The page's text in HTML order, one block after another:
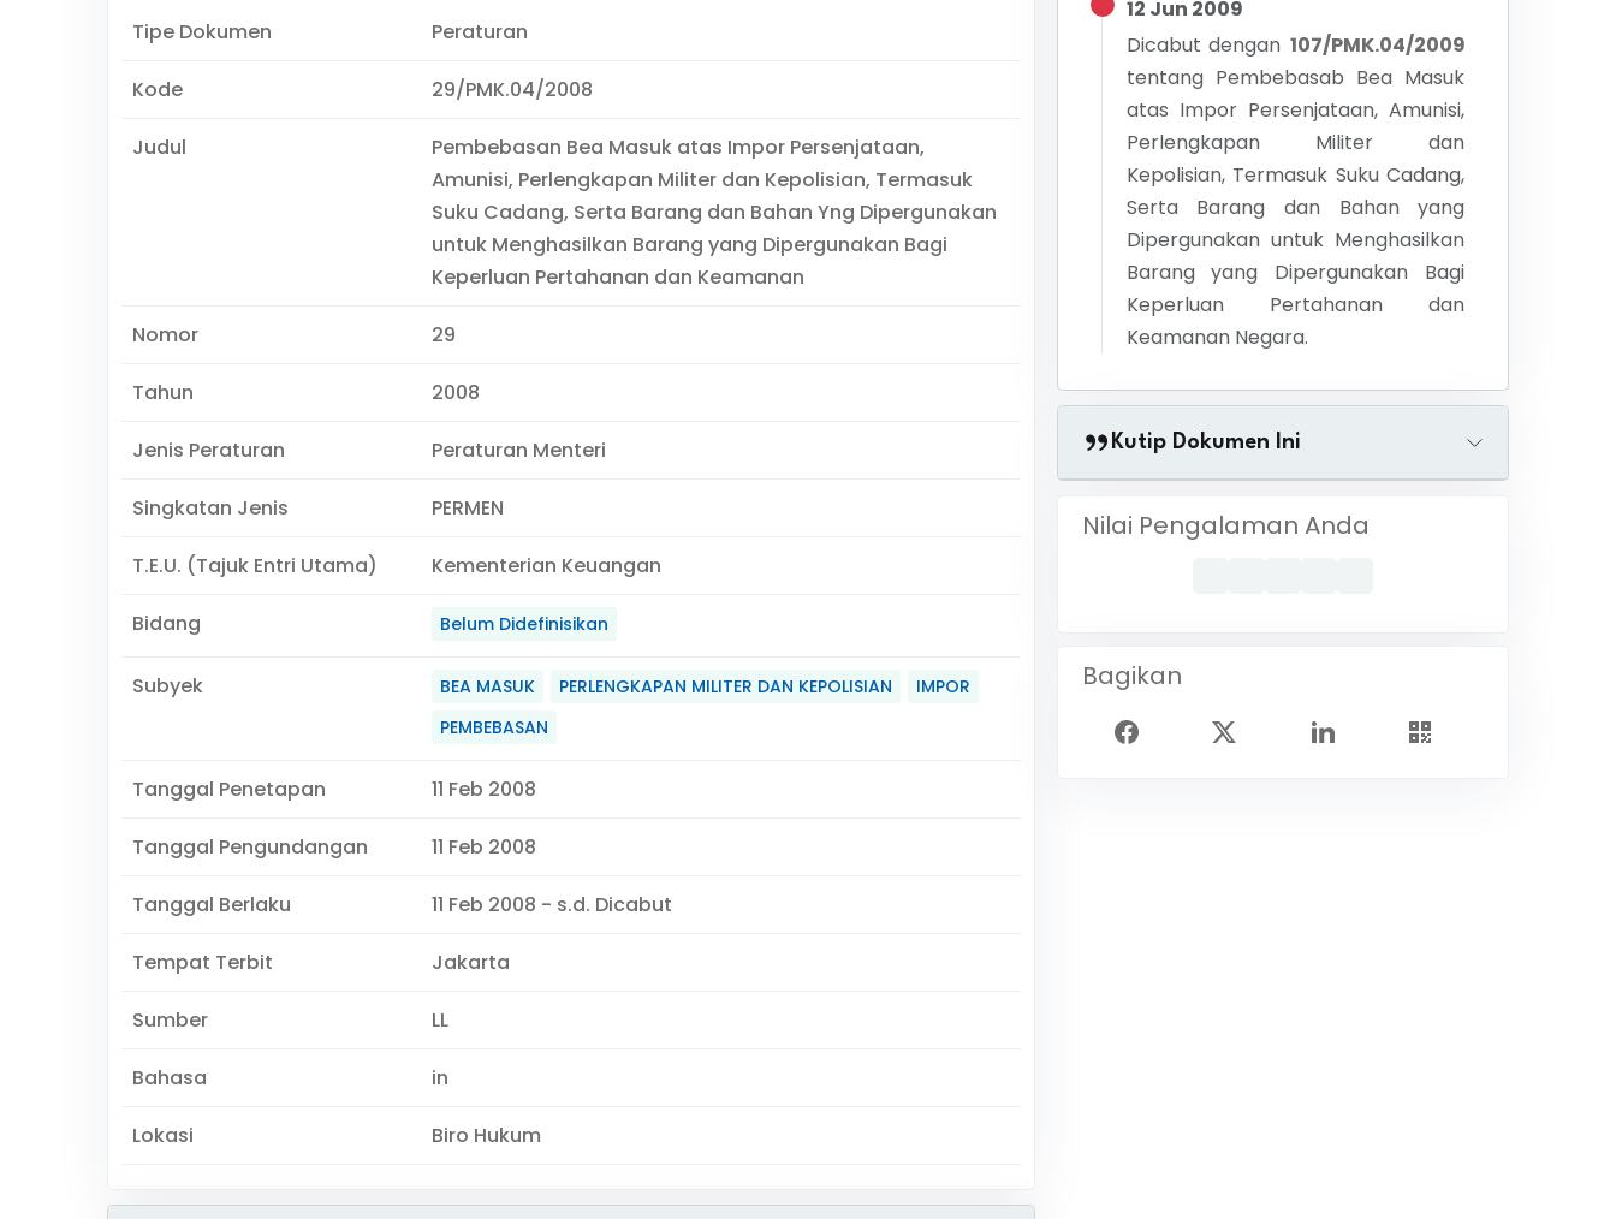
Tipe Dokumen Peraturan
Kode 29/PMK.04/2008
Judul
Pembebasan Bea Masuk atas Impor Persenjataan,
Amunisi, Perlengkapan Militer dan Kepolisian, Termasuk
Suku Cadang, Serta Barang dan Bahan Yng Dipergunakan
untuk Menghasilkan Barang yang Dipergunakan Bagi
Keperluan Pertahanan dan Keamanan
Nomor 29
Tahun 2008
Jenis Peraturan Peraturan Menteri
Singkatan Jenis PERMEN
T.E.U. (Tajuk Entri Utama) Kementerian Keuangan
Bidang Belum Didefinisikan
Subyek BEA MASUK PERLENGKAPAN MILITER DAN KEPOLISIAN
IMPOR
PEMBEBASAN
Tanggal Penetapan 11 Feb 2008
Tanggal Pengundangan 11 Feb 2008
Tanggal Berlaku 11 Feb 2008 - s.d. Dicabut
Tempat Terbit Jakarta
Sumber LL
Bahasa in
Lokasi Biro Hukum
12 Jun 2009
Dicabut dengan 107/PMK.04/2009
tentang Pembebasab Bea Masuk
atas Impor Persenjataan, Amunisi,
Perlengkapan Militer dan
Kepolisian, Termasuk Suku Cadang,
Serta Barang dan Bahan yang
Dipergunakan untuk Menghasilkan
Barang yang Dipergunakan Bagi
Keperluan Pertahanan dan
Keamanan Negara.
Kutip Dokumen Ini
Nilai Pengalaman Anda
Bagikan